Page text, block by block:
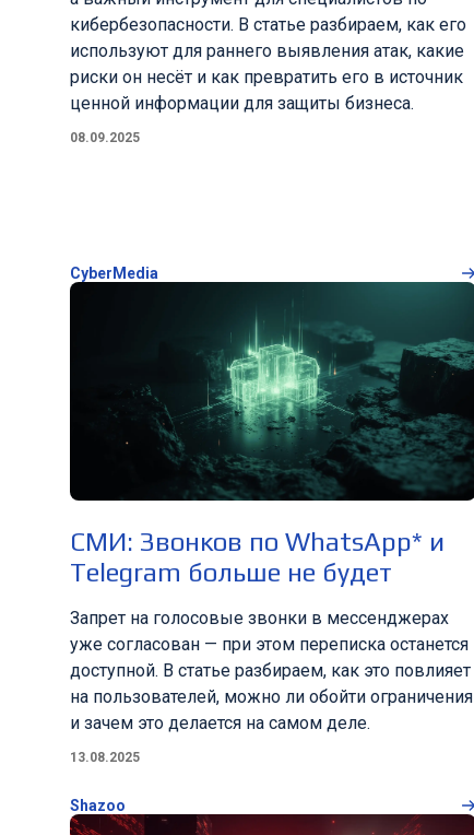
кибербезопасности. В статье разбираем, как его
используют для раннего выявления атак, какие
риски он несёт и как превратить его в источник
ценной информации для защиты бизнеса.
08.09.2025
CyberMedia
СМИ: Звонков по WhatsApp* и
Telegram больше не будет
Запрет на голосовые звонки в мессенджерах
уже согласован — при этом переписка останется
доступной. В статье разбираем, как это повлияет
на пользователей, можно ли обойти ограничения
и зачем это делается на самом деле.
13.08.2025
Shazoo